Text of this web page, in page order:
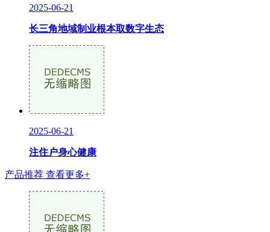
2025-06-21
长三角地域制业根本取数字生态
2025-06-21
注住户身心健康
产品推荐 查看更多+